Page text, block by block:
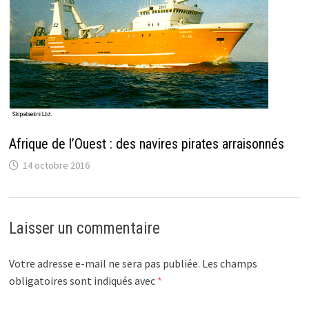
Afrique de l’Ouest : des navires pirates arraisonnés
14 octobre 2016
Laisser un commentaire
Votre adresse e-mail ne sera pas publiée. Les champs
obligatoires sont indiqués avec *